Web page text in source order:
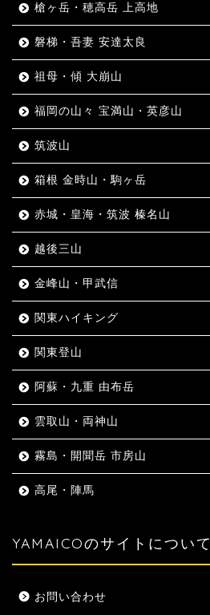
槍ヶ岳・穂高岳 上高地
磐梯・吾妻 安達太良
祖母・傾 大崩山
福岡の山々 宝満山・英彦山
筑波山
箱根 金時山・駒ヶ岳
赤城・皇海・筑波 榛名山
越後三山
金峰山・甲武信
関東ハイキング
関東登山
阿蘇・九重 由布岳
雲取山・両神山
霧島・開聞岳 市房山
高尾・陣馬
YAMAICOのサイトについて
お問い合わせ